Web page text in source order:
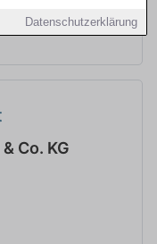
Datenschutzerklärung
w/d)
Co. KG